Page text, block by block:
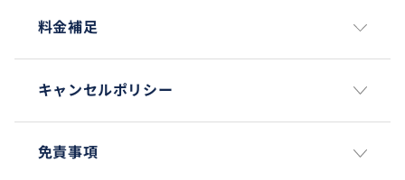
料金補足
キャンセルポリシー
免責事項